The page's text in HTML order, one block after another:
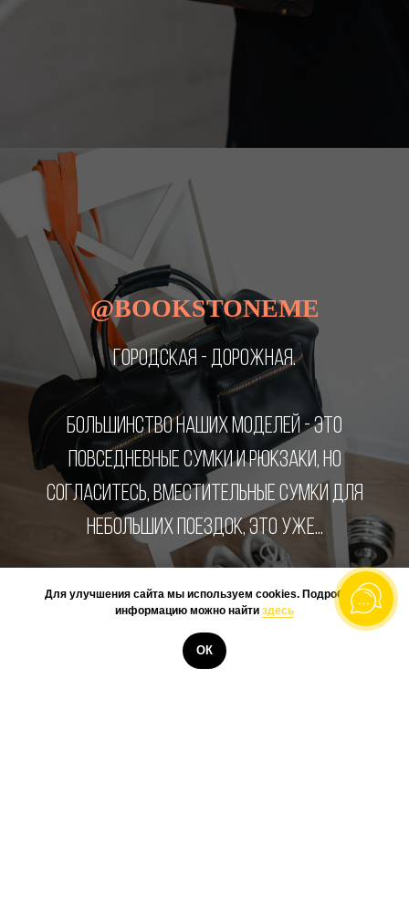
КУПИТЬ
@BOOKSTONEME
ГОРОДСКАЯ - ДОРОЖНАЯ.
БОЛЬШИНСТВО НАШИХ МОДЕЛЕЙ - ЭТО
ПОВСЕДНЕВНЫЕ СУМКИ И РЮКЗАКИ, НО
СОГЛАСИТЕСЬ, ВМЕСТИТЕЛЬНЫЕ СУМКИ ДЛЯ
НЕБОЛЬШИХ ПОЕЗДОК, ЭТО УЖЕ...
Для улучшения сайта мы используем cookies. Подробную
информацию можно найти здесь
ОК